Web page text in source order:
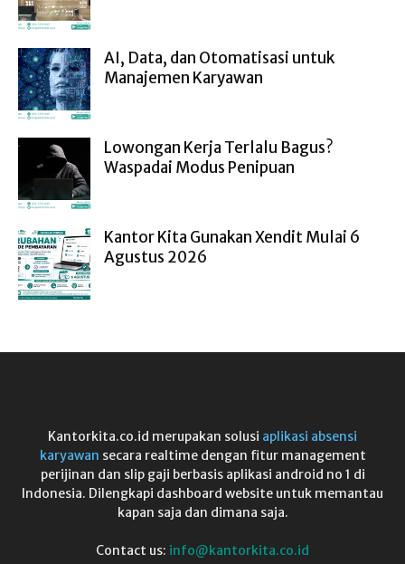
AI, Data, dan Otomatisasi untuk
Manajemen Karyawan
Lowongan Kerja Terlalu Bagus?
Waspadai Modus Penipuan
Kantor Kita Gunakan Xendit Mulai 6
Agustus 2026
Kantorkita.co.id merupakan solusi aplikasi absensi
karyawan secara realtime dengan fitur management
perijinan dan slip gaji berbasis aplikasi android no 1 di
Indonesia. Dilengkapi dashboard website untuk memantau
kapan saja dan dimana saja.
Contact us: info@kantorkita.co.id